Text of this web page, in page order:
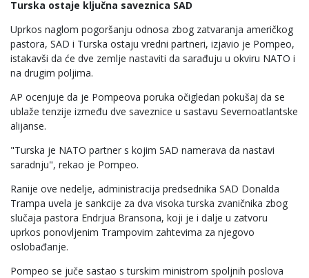
Turska ostaje ključna saveznica SAD
Uprkos naglom pogoršanju odnosa zbog zatvaranja američkog
pastora, SAD i Turska ostaju vredni partneri, izjavio je Pompeo,
istakavši da će dve zemlje nastaviti da sarađuju u okviru NATO i
na drugim poljima.
AP ocenjuje da je Pompeova poruka očigledan pokušaj da se
ublaže tenzije između dve saveznice u sastavu Severnoatlantske
alijanse.
"Turska je NATO partner s kojim SAD namerava da nastavi
saradnju", rekao je Pompeo.
Ranije ove nedelje, administracija predsednika SAD Donalda
Trampa uvela je sankcije za dva visoka turska zvaničnika zbog
slučaja pastora Endrjua Bransona, koji je i dalje u zatvoru
uprkos ponovljenim Trampovim zahtevima za njegovo
oslobađanje.
Pompeo se juče sastao s turskim ministrom spoljnih poslova